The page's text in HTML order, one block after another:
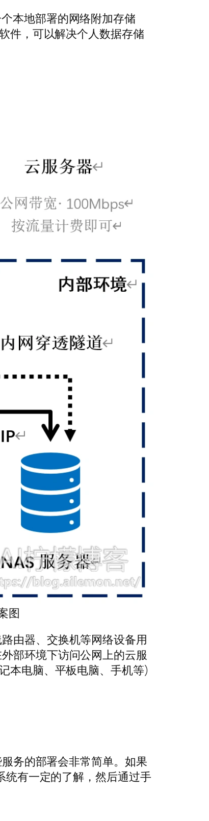
本地部署的网络附加存储
件，可以解决个人数据存储
图
由器、交换机等网络设备用
部环境下访问公网上的云服
本电脑、平板电脑、手机等)
务的部署会非常简单。如果
有一定的了解，然后通过手